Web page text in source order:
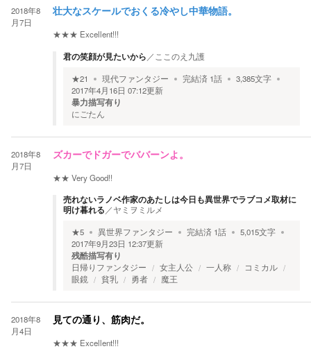
2018年8
月7日
壮大なスケールでおくる冷やし中華物語。
★★★ Excellent!!!
君の笑顔が見たいから ／ ここのえ九護
★21 現代ファンタジー 完結済 1話 3,385文字
2017年4月16日 07:12更新
暴力描写有り
にごたん
2018年8
月7日
ズカーでドガーでババーンよ。
★★ Very Good!!
売れないラノベ作家のあたしは今日も異世界でラブコメ取材に
明け暮れる ／ヤミヲミルメ
★5 異世界ファンタジー 完結済 1話 5,015文字
2017年9月23日 12:37更新
残酷描写有り
日帰りファンタジー 女主人公 一人称
コミカル
眼鏡
貧乳 勇者 魔王
2018年8
月4日
見ての通り、筋肉だ。
★★★ Excellent!!!